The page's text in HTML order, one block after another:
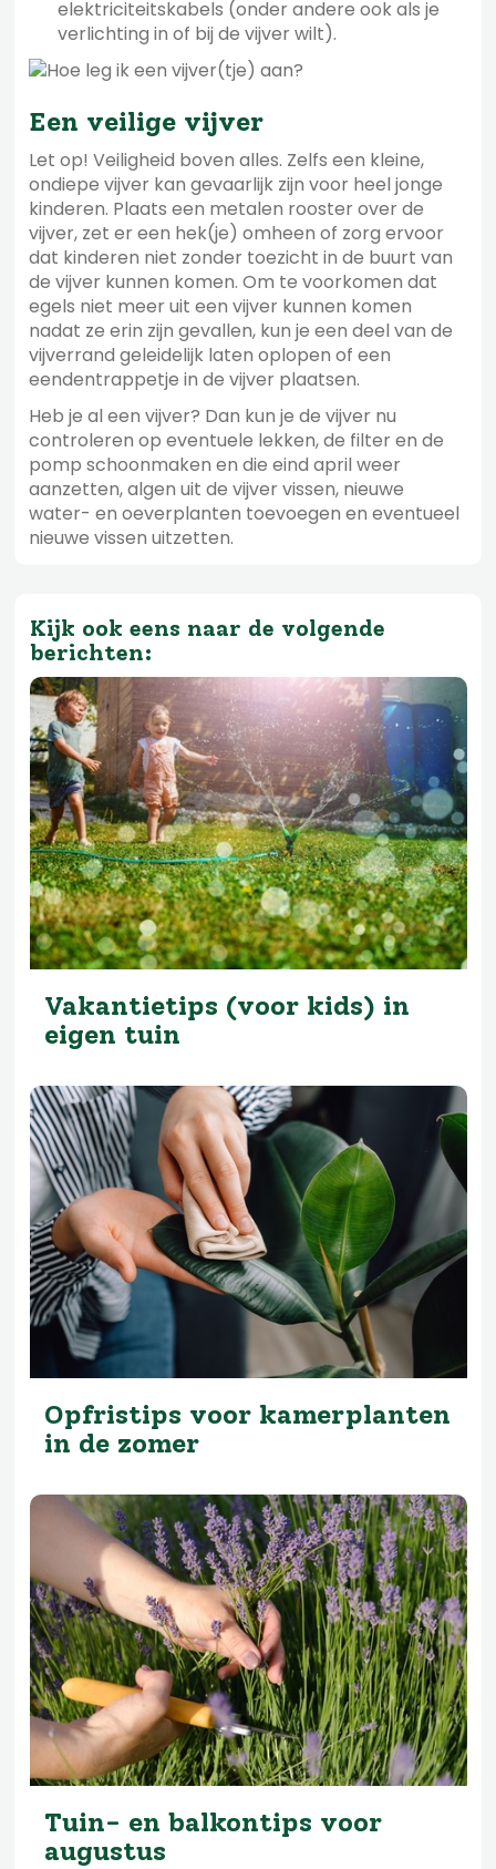
elektriciteitskabels (onder andere ook als je
verlichting in of bij de vijver wilt).
Een veilige vijver
Let op! Veiligheid boven alles. Zelfs een kleine,
ondiepe vijver kan gevaarlijk zijn voor heel jonge
kinderen. Plaats een metalen rooster over de
vijver, zet er een hek(je) omheen of zorg ervoor
dat kinderen niet zonder toezicht in de buurt van
de vijver kunnen komen. Om te voorkomen dat
egels niet meer uit een vijver kunnen komen
nadat ze erin zijn gevallen, kun je een deel van de
vijverrand geleidelijk laten oplopen of een
eendentrappetje in de vijver plaatsen.
Heb je al een vijver? Dan kun je de vijver nu
controleren op eventuele lekken, de filter en de
pomp schoonmaken en die eind april weer
aanzetten, algen uit de vijver vissen, nieuwe
water- en oeverplanten toevoegen en eventueel
nieuwe vissen uitzetten.
Kijk ook eens naar de volgende
berichten:
Vakantietips (voor kids) in
eigen tuin
Opfristips voor kamerplanten
in de zomer
Tuin- en balkontips voor
augustus